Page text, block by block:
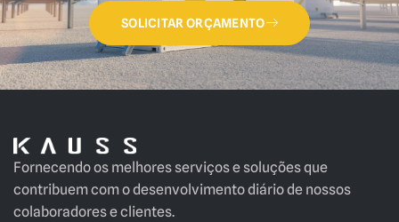
SOLICITAR ORÇAMENTO
Fornecendo os melhores serviços e soluções que
contribuem com o desenvolvimento diário de nossos
colaboradores e clientes.